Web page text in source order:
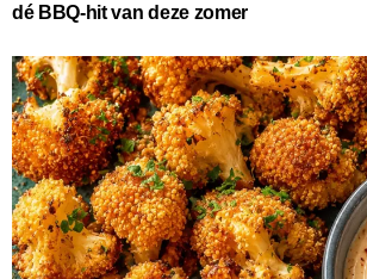
dé BBQ-hit van deze zomer